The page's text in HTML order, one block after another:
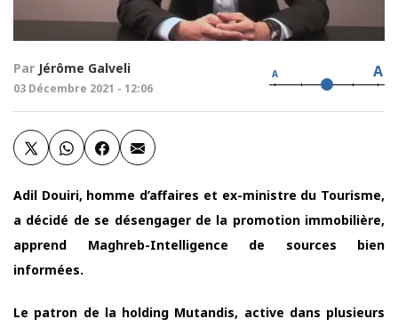
Par Jérôme Galveli
03 Décembre 2021 - 12:06
A A
Adil Douiri, homme d’affaires et ex-ministre du Tourisme,
a décidé de se désengager de la promotion immobilière,
apprend Maghreb-Intelligence de sources bien
informées.
Le patron de la holding Mutandis, active dans plusieurs